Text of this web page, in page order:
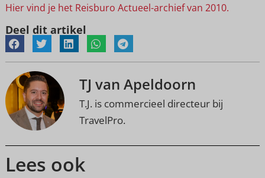
Hier vind je het Reisburo Actueel-archief van 2010.
Deel dit artikel
TJ van Apeldoorn
T.J. is commercieel directeur bij
TravelPro.
Lees ook